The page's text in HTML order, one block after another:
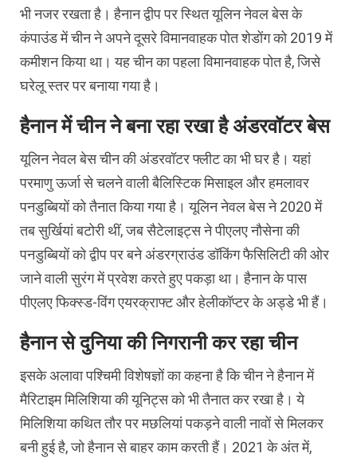
भी नजर रखता है। हैनान द्वीप पर स्थित यूलिन नेवल बेस के
कंपाउंड में चीन ने अपने दूसरे विमानवाहक पोत शेडोंग को 2019 में
कमीशन किया था। यह चीन का पहला विमानवाहक पोत है, जिसे
घरेलू स्तर पर बनाया गया है।
हैनान में चीन ने बना रहा रखा है अंडरवॉटर बेस
यूलिन नेवल बेस चीन की अंडरवॉटर फ्लीट का भी घर है। यहां
परमाणु ऊर्जा से चलने वाली बैलिस्टिक मिसाइल और हमलावर
पनडुब्बियों को तैनात किया गया है। यूलिन नेवल बेस ने 2020 में
तब सुर्खियां बटोरी थीं, जब सैटेलाइट्स ने पीएलए नौसेना की
पनडुब्बियों को द्वीप पर बने अंडरग्राउंड डॉकिंग फैसिलिटी की ओर
जाने वाली सुरंग में प्रवेश करते हुए पकड़ा था। हैनान के पास
पीएलए फिक्स्ड-विंग एयरक्राफ्ट और हेलीकॉप्टर के अड्डे भी हैं।
हैनान से दुनिया की निगरानी कर रहा चीन
इसके अलावा पश्चिमी विशेषज्ञों का कहना है कि चीन ने हैनान में
मैरिटाइम मिलिशिया की यूनिट्स को भी तैनात कर रखा है। ये
मिलिशिया कथित तौर पर मछलियां पकड़ने वाली नावों से मिलकर
बनी हुई है, जो हैनान से बाहर काम करती हैं। 2021 के अंत में,